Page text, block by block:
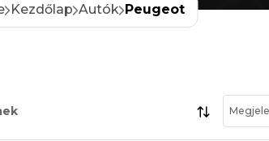
Kezdőlap Autók Peugeot